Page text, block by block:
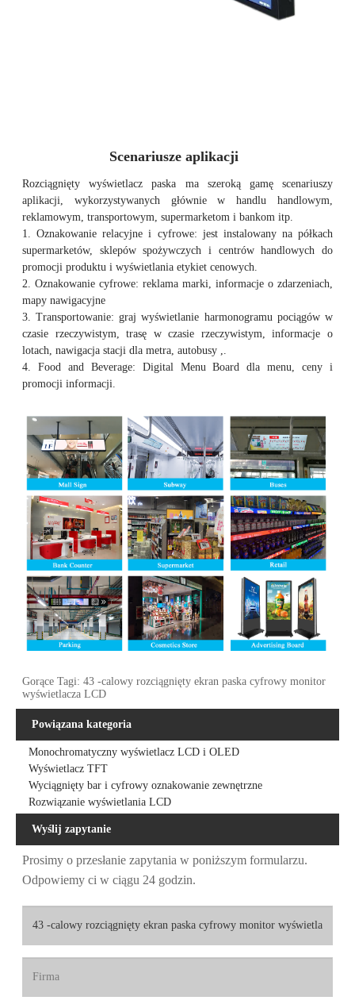
Scenariusze aplikacji
Rozciągnięty wyświetlacz paska ma szeroką gamę scenariuszy
aplikacji, wykorzystywanych głównie w handlu handlowym,
reklamowym, transportowym, supermarketom i bankom itp.
1. Oznakowanie relacyjne i cyfrowe: jest instalowany na półkach
supermarketów, sklepów spożywczych i centrów handlowych do
promocji produktu i wyświetlania etykiet cenowych.
2. Oznakowanie cyfrowe: reklama marki, informacje o zdarzeniach,
mapy nawigacyjne
3. Transportowanie: graj wyświetlanie harmonogramu pociągów w
czasie rzeczywistym, trasę w czasie rzeczywistym, informacje o
lotach, nawigacja stacji dla metra, autobusy ,.
4. Food and Beverage: Digital Menu Board dla menu, ceny i
promocji informacji.
Gorące Tagi: 43 -calowy rozciągnięty ekran paska cyfrowy monitor
wyświetlacza LCD
Powiązana kategoria
Monochromatyczny wyświetlacz LCD i OLED
Wyświetlacz TFT
Wyciągnięty bar i cyfrowy oznakowanie zewnętrzne
Rozwiązanie wyświetlania LCD
Wyślij zapytanie
Prosimy o przesłanie zapytania w poniższym formularzu.
Odpowiemy ci w ciągu 24 godzin.